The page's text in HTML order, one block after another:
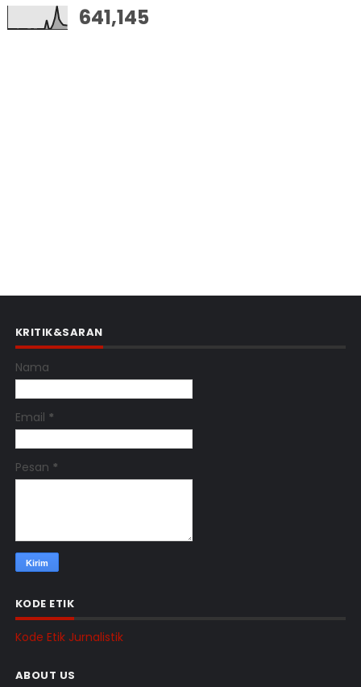
641,145
KRITIK&SARAN
Nama
Email *
Pesan *
KODE ETIK
Kode Etik Jurnalistik
ABOUT US